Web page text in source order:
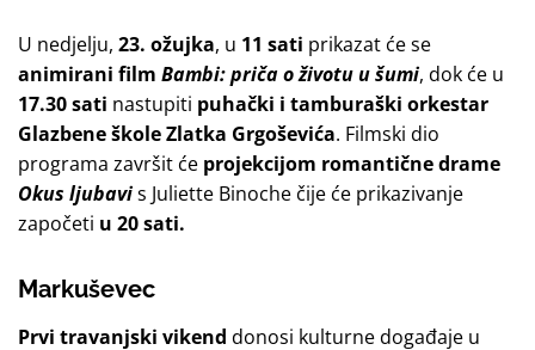
U nedjelju, 23. ožujka, u 11 sati prikazat će se
animirani film Bambi: priča o životu u šumi, dok će u
17.30 sati nastupiti puhački i tamburaški orkestar
Glazbene škole Zlatka Grgoševića. Filmski dio
programa završit će projekcijom romantične drame
Okus ljubavis Juliette Binoche čije će prikazivanje
započeti u 20 sati.
Markuševec
Prvi travanjski vikend donosi kulturne događaje u